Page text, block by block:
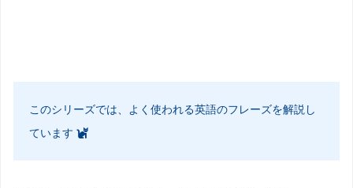
このシリーズでは、よく使われる英語のフレーズを解説し
ています